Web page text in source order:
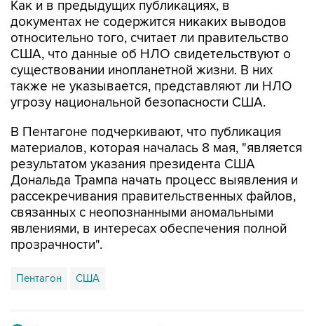
относительно того, считает ли правительство
США, что данные об НЛО свидетельствуют о
существовании инопланетной жизни. В них
также не указывается, представляют ли НЛО
угрозу национальной безопасности США.
В Пентагоне подчеркивают, что публикация
результатом указания президента США
Дональда Трампа начать процесс выявления и
рассекречивания правительственных файлов,
связанных с неопознанными аномальными
явлениями, в интересах обеспечения полной
прозрачности".
Пентагон США